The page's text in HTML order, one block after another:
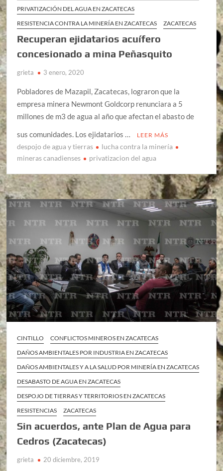
PRIVATIZACIÓN DEL AGUA EN ZACATECAS
RESISTENCIA CONTRA LA MINERÍA EN ZACATECAS
ZACATECAS
Recuperan ejidatarios acuífero
concesionado a mina Peñasquito
grieta 3 enero, 2020
Pobladores de Mazapil, Zacatecas, lograron que la
empresa minera Newmont Goldcorp renunciara a 5
millones de m3 de agua al año que afectan el abasto de
sus comunidades. Los ejidatarios …
LEER MÁS
despojo de agua y tierras
lucha contra la minería
mineras canadienses
privatizacion del agua
CINTILLO
CONFLICTOS MINEROS EN ZACATECAS
DAÑOS AMBIENTALES POR INDUSTRIA EN ZACATECAS
DAÑOS AMBIENTALES Y A LA SALUD POR MINERÍA EN ZACATECAS
DESABASTO DE AGUA EN ZACATECAS
DESPOJO DE TIERRAS Y TERRITORIOS EN ZACATECAS
RESISTENCIAS
ZACATECAS
Sin acuerdos, ante Plan de Agua para
Cedros (Zacatecas)
grieta 20 diciembre, 2019